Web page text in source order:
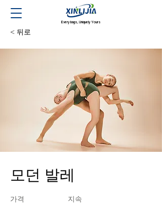
Every bags, Uniquely Yours
< 뒤로
모던 발레
가격 지속